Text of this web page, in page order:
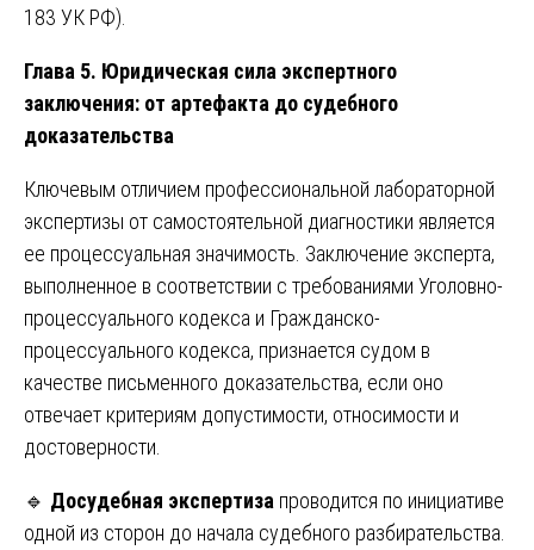
183 УК РФ).
Глава 5. Юридическая сила экспертного
заключения: от артефакта до судебного
доказательства
Ключевым отличием профессиональной лабораторной
экспертизы от самостоятельной диагностики является
ее процессуальная значимость. Заключение эксперта,
выполненное в соответствии с требованиями Уголовно-
процессуального кодекса и Гражданско-
процессуального кодекса, признается судом в
качестве письменного доказательства, если оно
отвечает критериям допустимости, относимости и
достоверности.
🔹 Досудебная экспертиза проводится по инициативе
одной из сторон до начала судебного разбирательства.